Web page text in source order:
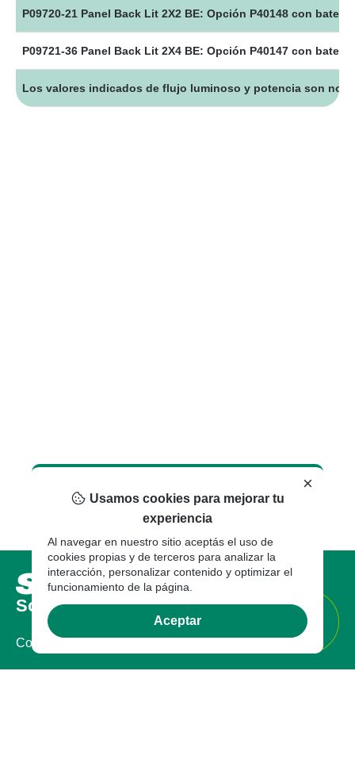
P09720-21 Panel Back Lit 2X2 BE: Opción P40148 con
P09721-36 Panel Back Lit 2X4 BE: Opción P40147 con
Los valores indicados de flujo luminoso y potencia son
Sobre nosotros
Compañia
×
Usamos cookies para mejorar tu
experiencia
Al navegar en nuestro sitio aceptás el uso de
cookies propias y de terceros para analizar la
interacción, personalizar contenido y optimizar el
funcionamiento de la página.
Aceptar